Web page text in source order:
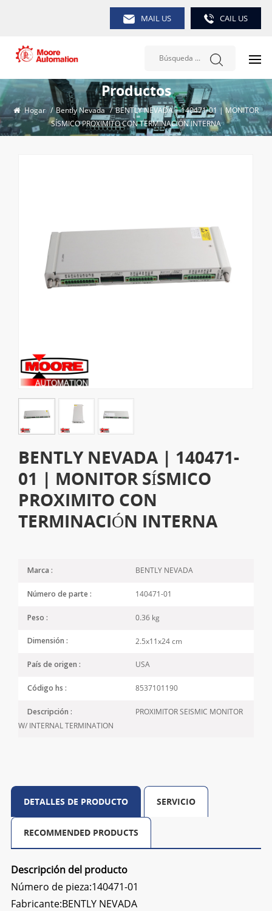
MAIL US CAIL US
Productos
Hogar / Bently Nevada / BENTLY NEVADA | 140471-01 | MONITOR
SÍSMICO PROXIMITO CON TERMINACIÓN INTERNA
BENTLY NEVADA | 140471-
01 | MONITOR SÍSMICO
PROXIMITO CON
TERMINACIÓN INTERNA
Marca : BENTLY NEVADA
Número de parte : 140471-01
Peso : 0.36 kg
Dimensión : 2.5x11x24 cm
País de origen : USA
Código hs : 8537101190
Descripción :
PROXIMITOR SEISMIC MONITOR
W/ INTERNAL TERMINATION
DETALLES DE PRODUCTO SERVICIO
RECOMMENDED PRODUCTS
Descripción del producto
Número de pieza:140471-01
Fabricante:BENTLY NEVADA